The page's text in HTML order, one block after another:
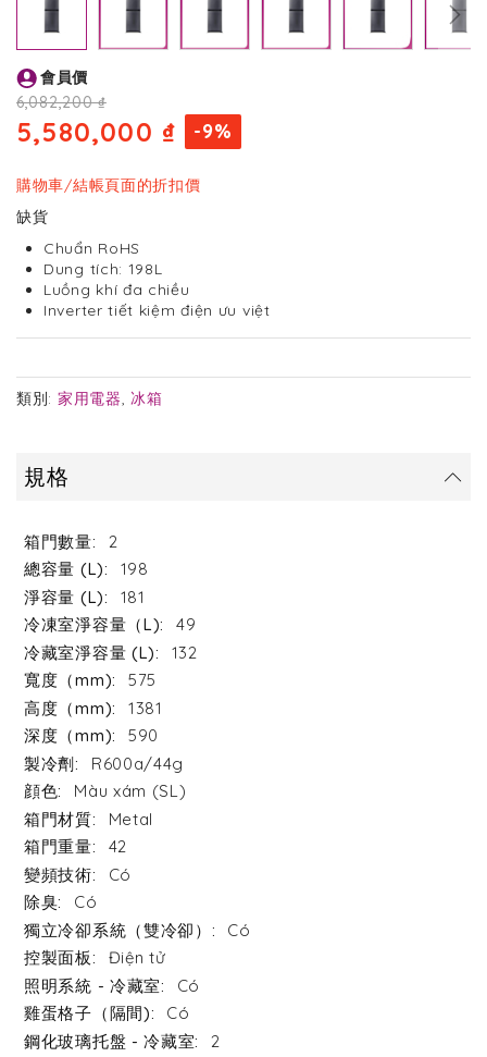
to
the
beginning
of
images
會員價
6,082,200 ₫
5,580,000 ₫ -9%
購物車/結帳頁面的折扣價
缺貨
Chuẩn RoHS
Dung tích: 198L
Luồng khí đa chiều
Inverter tiết kiệm điện ưu việt
類別: 家用電器,冰箱
規格
2
198
181
49
132
575
1381
590
R600a/44g
Màu xám (SL)
Metal
42
Có
Có
Có
Điện tử
Có
Có
2